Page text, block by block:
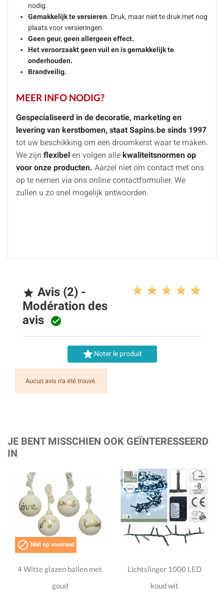
nodig.
Gemakkelijk te versieren. Druk, maar niet te druk met nog
plaats voor versieringen.
Geen geur, geen allergeen effect.
Het veroorzaakt geen vuil en is gemakkelijk te
onderhouden.
Brandveilig.
MEER INFO NODIG?
Gespecialiseerd in de decoratie, marketing en
levering van kerstbomen, staat Sapins.be sinds 1997
tot uw beschikking om een droomkerst waar te maken.
We zijn flexibel en volgen alle kwaliteitsnormen op
voor onze producten. Aarzel niet om contact met ons
op te nemen via ons online contactformulier. We
zullen u zo snel mogelijk antwoorden.
 Avis (2) -
Modération des
avis 
Noter le produit
Aucun avis n'a été trouvé.
JE BENT MISSCHIEN OOK GEÏNTERESSEERD
IN
 Niet op voorraad
4 Witte glazen ballen met
goud
Lichtslinger 1000 LED
koud wit